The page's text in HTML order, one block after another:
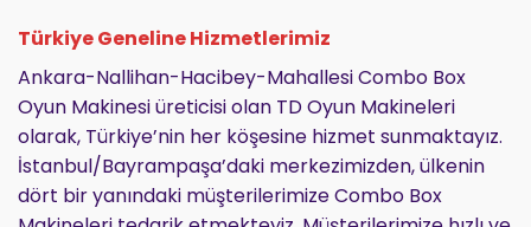
Türkiye Geneline Hizmetlerimiz
Ankara-Nallihan-Hacibey-Mahallesi Combo Box
Oyun Makinesi üreticisi olan TD Oyun Makineleri
olarak, Türkiye’nin her köşesine hizmet sunmaktayız.
İstanbul/Bayrampaşa’daki merkezimizden, ülkenin
dört bir yanındaki müşterilerimize Combo Box